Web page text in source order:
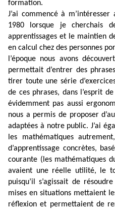
formation.
J’ai commencé à
1980 lorsque je cherchais
apprentissages et le maintien
en calcul chez des personnes
l’époque nous avons
permettait d’entrer des
tirer toute une série
de ces phrases, dans l’esprit
évidemment pas aussi
nous a permis de proposer
adaptées à notre public. J’ai
les mathématiques
d’apprentissage concrètes,
courante (les mathématiques
avaient une réelle utilité, le
puisqu’il s’agissait de
mises en situations mettaient
réflexion et permettaient de